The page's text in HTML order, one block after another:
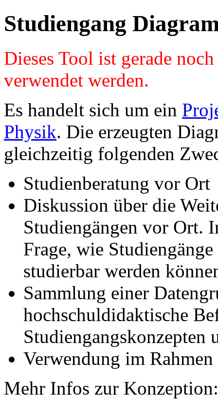
Studiengang
Dieses Tool ist gerade
verwendet werden.
Es handelt sich um ein
Physik. Die erzeugten
gleichzeitig folgenden
Studienberatung vor Ort
Diskussion über die
Studiengängen vor Ort.
Frage, wie
studierbar werden
Sammlung einer
hochschuldidaktische
Studiengangskonzepten
Verwendung im
Mehr Infos zur Konzeption: